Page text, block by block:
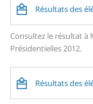
Résultats des
Consultez le résultat à
Présidentielles 2012.
Résultats des